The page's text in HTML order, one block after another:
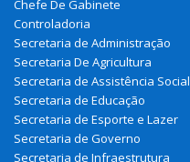
Chefe De Gabinete
Controladoria
Secretaria de Administração
Secretaria De Agricultura
Secretaria de Assistência Social
Secretaria de Educação
Secretaria de Esporte e Lazer
Secretaria de Governo
Secretaria de Infraestrutura